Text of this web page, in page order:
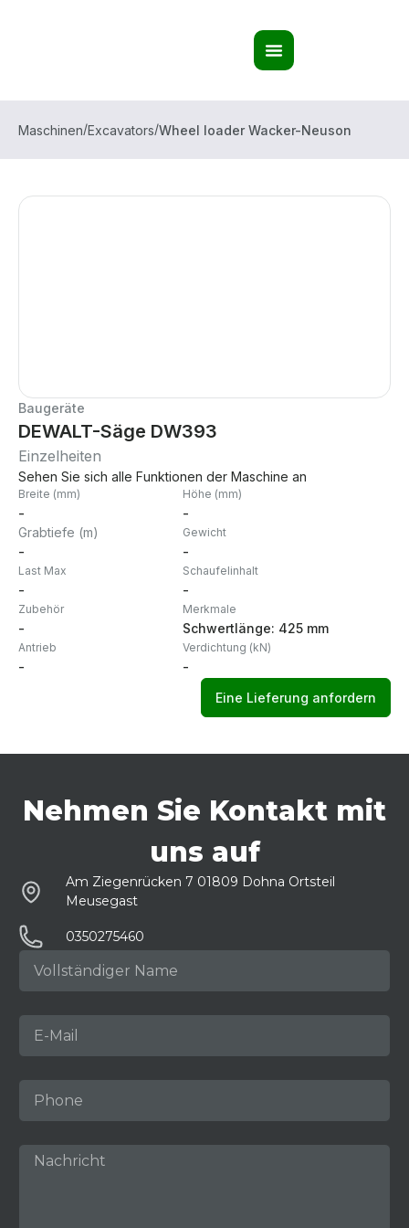
Maschinen/Excavators/Wheel loader Wacker-Neuson
Baugeräte
DEWALT-Säge DW393
Einzelheiten
Sehen Sie sich alle Funktionen der Maschine an
Breite (mm)
-
Grabtiefe (m)
-
Last Max
-
Zubehör
-
Antrieb
-
Höhe (mm)
-
Gewicht
-
Schaufelinhalt
-
Merkmale
Schwertlänge: 425 mm
Verdichtung (kN)
-
Eine Lieferung anfordern
Nehmen Sie Kontakt mit
uns auf
Am Ziegenrücken 7 01809 Dohna Ortsteil
Meusegast
0350275460